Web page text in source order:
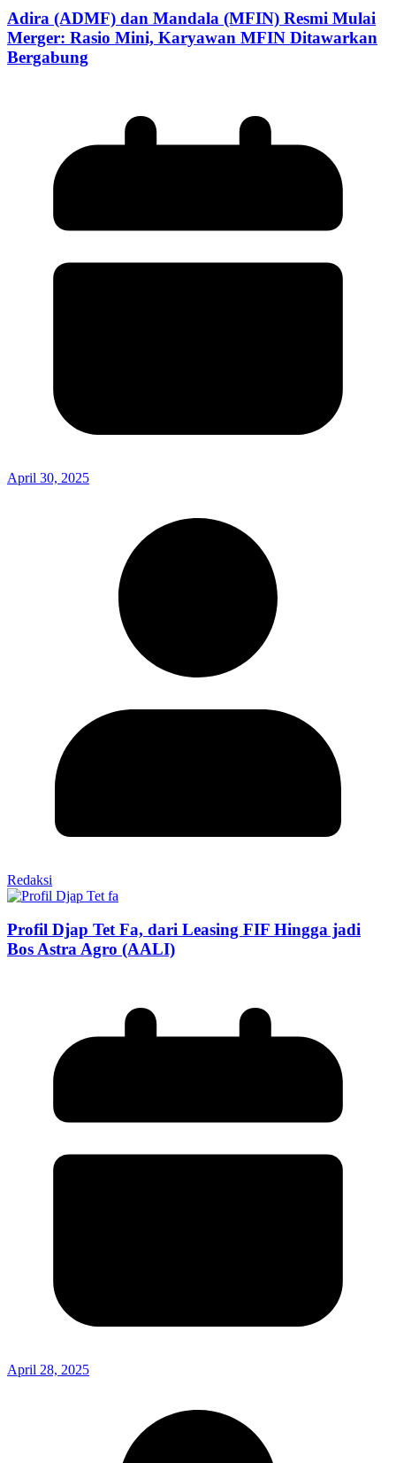
Adira (ADMF) dan Mandala (MFIN) Resmi Mulai
Merger: Rasio Mini, Karyawan MFIN Ditawarkan
Bergabung
April 30, 2025
Redaksi
Profil Djap Tet Fa, dari Leasing FIF Hingga jadi
Bos Astra Agro (AALI)
April 28, 2025